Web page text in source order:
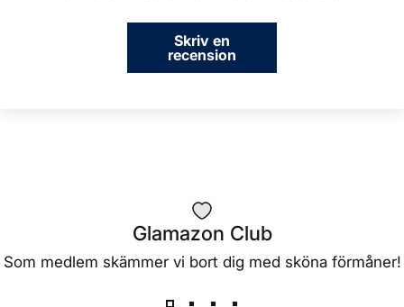
Skriv en
recension
Glamazon Club
Som medlem skämmer vi bort dig med sköna förmåner!